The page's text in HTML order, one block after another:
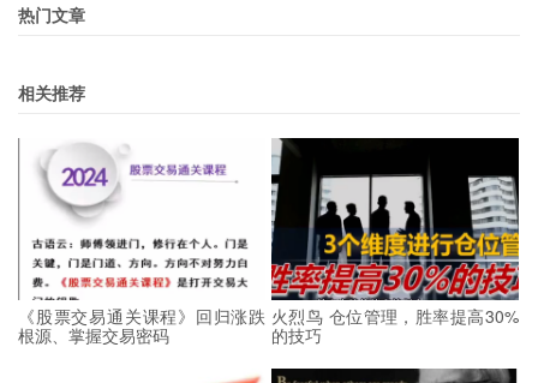
热门文章
相关推荐
《股票交易通关课程》回归涨跌
根源、掌握交易密码
火烈鸟 仓位管理，胜率提高30%
的技巧